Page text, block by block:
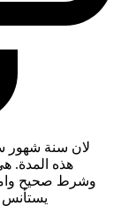
لان سنة شهور
هذه المدة.
وشرط صحيح
يستأنس